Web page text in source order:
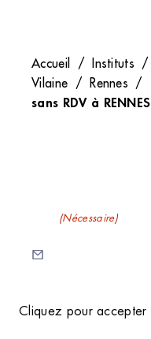
Accueil / Instituts /
Vilaine / Rennes /
sans RDV à
(Nécessaire)
A
Cliquez pour accepter